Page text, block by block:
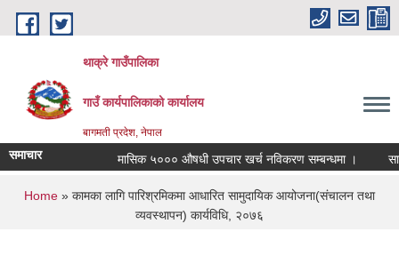
Skip to main content
थाक्रे गाउँपालिका
गाउँ कार्यपालिकाको कार्यालय
बागमती प्रदेश, नेपाल
समाचार मासिक ५००० औषधी उपचार खर्च नविकरण सम्बन्धमा ।
You are here
Home » कामका लागि पारिश्रमिकमा आधारित सामुदायिक आयोजना(संचालन तथा
व्यवस्थापन) कार्यविधि, २०७६